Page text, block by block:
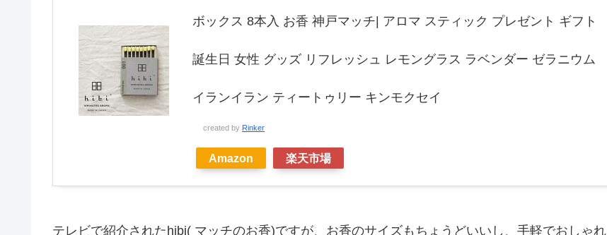
ボックス 8本入 お香 神戸マッチ| アロマ スティック プレゼント ギフト
誕生日 女性 グッズ リフレッシュ レモングラス ラベンダー ゼラニウム
イランイラン ティートゥリー キンモクセイ
created by Rinker
Amazon 楽天市場
テレビで紹介されたhibi( マッチのお香)ですが、お香のサイズもちょうどいいし、手軽でおしゃれ